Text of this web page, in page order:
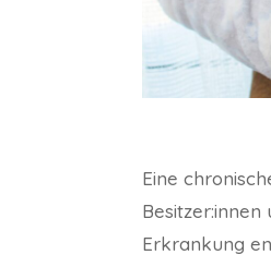
Eine
Erkrankung